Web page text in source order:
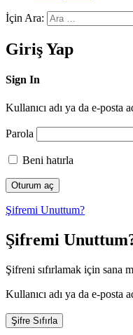
İçin Ara:
Giriş Yap
Sign In
Kullanıcı adı ya da e-posta
Parola
Beni hatırla
Şifremi Unuttum?
Şifremi
Şifreni sıfırlamak için sana
Kullanıcı adı ya da e-posta